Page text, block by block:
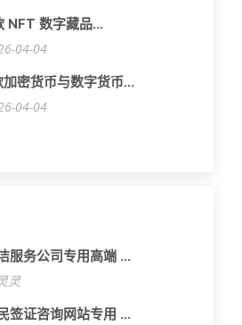
NFT 数字藏品...
04-04
加密货币与数字货币...
04-04
服务公司专用高端 ...
灵
签证咨询网站专用 ...